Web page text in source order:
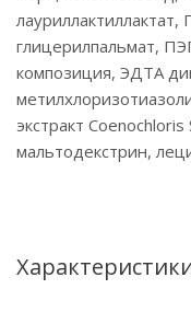
глицерилпальмат,
композиция, ЭДТА
экстракт
мальтодекстрин,